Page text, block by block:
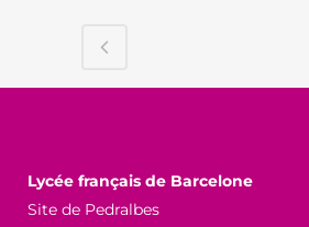
Lycée français de Barcelone
Site de Pedralbes